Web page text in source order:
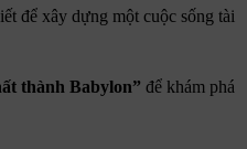
để xây dựng một cuộc sống tài
thành Babylon” để khám phá